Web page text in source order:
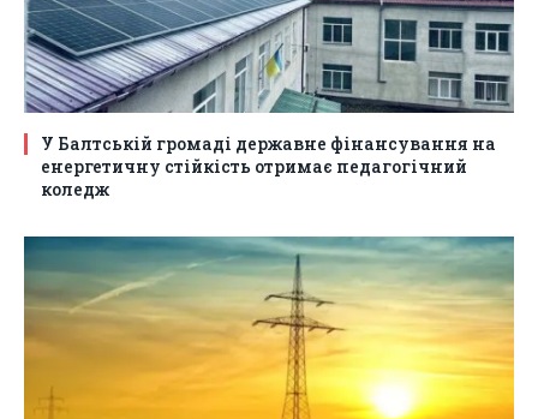
У Балтській громаді державне фінансування на
енергетичну стійкість отримає педагогічний
коледж